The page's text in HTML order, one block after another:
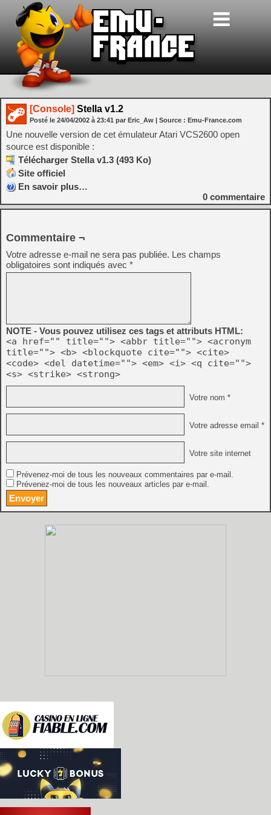
[Console] Stella v1.2
Posté le 24/04/2002 à 23:41 par Eric_Aw | Source : Emu-France.com
Une nouvelle version de cet émulateur Atari VCS2600 open
source est disponible :
Télécharger Stella v1.3 (493 Ko)
Site officiel
En savoir plus…
0 commentaire
Commentaire ¬
Votre adresse e-mail ne sera pas publiée. Les champs
obligatoires sont indiqués avec *
NOTE - Vous pouvez utilisez ces tags et attributs HTML:
<a href="" title=""> <abbr title=""> <acronym
title=""> <b> <blockquote cite=""> <cite>
<code> <del datetime=""> <em> <i> <q cite="">
<s> <strike> <strong>
Votre nom *
Votre adresse email *
Votre site internet
Prévenez-moi de tous les nouveaux commentaires par e-mail.
Prévenez-moi de tous les nouveaux articles par e-mail.